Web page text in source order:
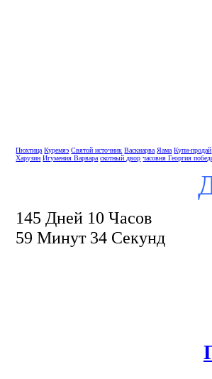
Пюхтица Куремяэ Святой источник Васкнарва Яама Купи-продай
Харузин Игумения Варвара скотный двор часовня Георгия
145 Дней 10 Часов
59 Минут 33 Секунд